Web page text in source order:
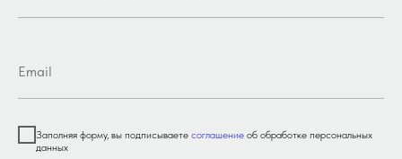
Заполняя форму, вы подписываете соглашение об обработке персональных
данных